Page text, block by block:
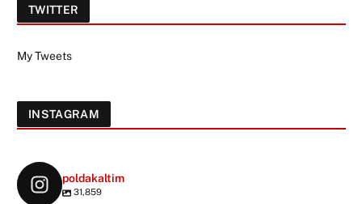
TWITTER
My Tweets
INSTAGRAM
poldakaltim
31,859